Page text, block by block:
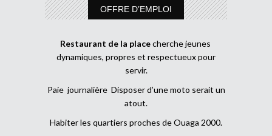
OFFRE D’EMPLOI
Restaurant de la placecherche jeunes
dynamiques, propres et respectueux pour
servir.
Paie journalière Disposer d’une moto serait un
atout.
Habiter les quartiers proches de Ouaga 2000.